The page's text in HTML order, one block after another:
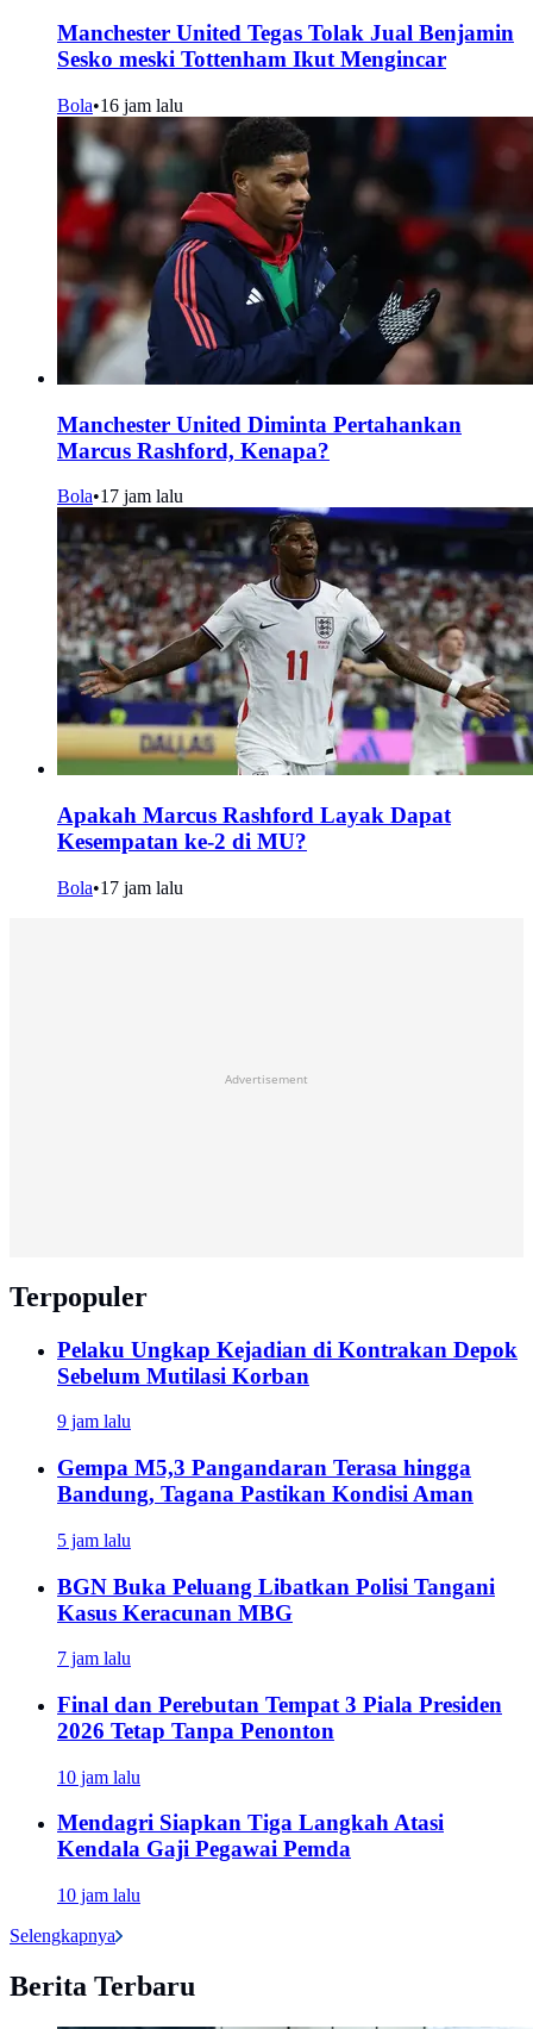
Manchester United Tegas Tolak Jual Benjamin
Sesko meski Tottenham Ikut Mengincar
Bola•16 jam lalu
Manchester United Diminta Pertahankan
Marcus Rashford, Kenapa?
Bola•17 jam lalu
Apakah Marcus Rashford Layak Dapat
Kesempatan ke-2 di MU?
Bola•17 jam lalu
Advertisement
Terpopuler
Pelaku Ungkap Kejadian di Kontrakan Depok
Sebelum Mutilasi Korban
9 jam lalu
Gempa M5,3 Pangandaran Terasa hingga
Bandung, Tagana Pastikan Kondisi Aman
5 jam lalu
BGN Buka Peluang Libatkan Polisi Tangani
Kasus Keracunan MBG
7 jam lalu
Final dan Perebutan Tempat 3 Piala Presiden
2026 Tetap Tanpa Penonton
10 jam lalu
Mendagri Siapkan Tiga Langkah Atasi
Kendala Gaji Pegawai Pemda
10 jam lalu
Selengkapnya
Berita Terbaru